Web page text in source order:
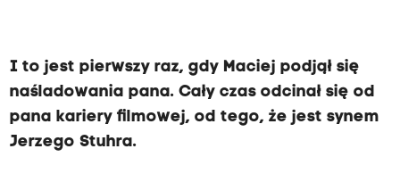
I to jest pierwszy raz, gdy Maciej podjął się
naśladowania pana. Cały czas odcinał się od
pana kariery filmowej, od tego, że jest synem
Jerzego Stuhra.